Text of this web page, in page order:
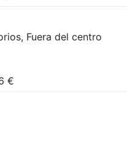
Fuera del centro
€